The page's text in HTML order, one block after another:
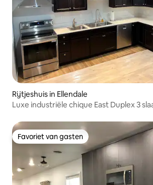
Rijtjeshuis in Ellendale
Luxe industriële chique East Duplex 3
Favoriet van gasten
Favoriet van gasten